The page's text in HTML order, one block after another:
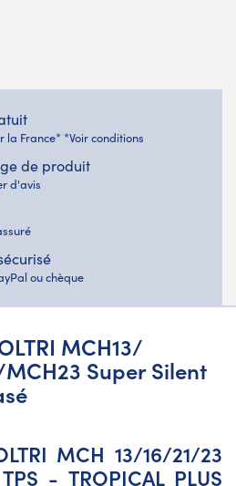
France* *Voir conditions
de produit
d'avis
ou chèque
MCH13/
Super Silent
MCH 13/16/21/23
- TROPICAL PLUS